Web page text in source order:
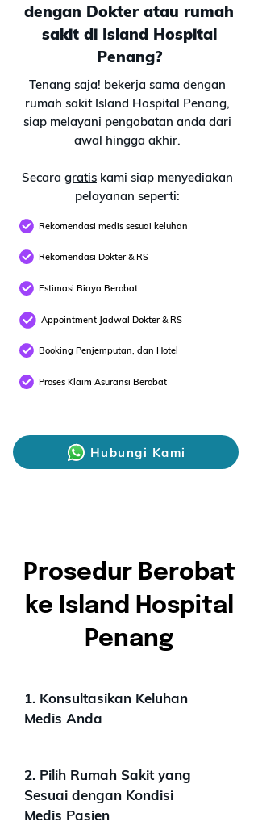
Dapatkan rekomendasi gratis dari tim kami
dengan Dokter atau rumah
sakit di Island Hospital
Penang?
Tenang saja! bekerja sama dengan
rumah sakit Island Hospital Penang,
siap melayani pengobatan anda dari
awal hingga akhir.
Secara gratis kami siap menyediakan
pelayanan seperti:
Rekomendasi medis sesuai keluhan
Rekomendasi Dokter & RS
Estimasi Biaya Berobat
Appointment Jadwal Dokter & RS
Booking Penjemputan, dan Hotel
Proses Klaim Asuransi Berobat
Hubungi Kami
Prosedur Berobat
ke Island Hospital
Penang
1. Konsultasikan Keluhan
Medis Anda
2. Pilih Rumah Sakit yang
Sesuai dengan Kondisi
Medis Pasien